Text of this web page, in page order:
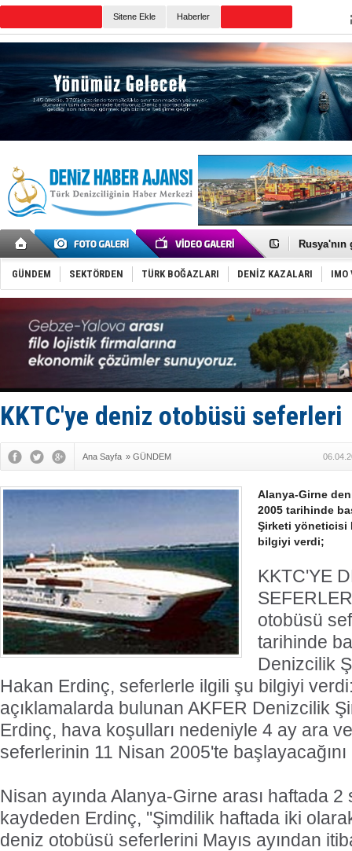
Sitene Ekle Haberler
Keşfedildi:
D-Marin,
Van’da
ASEAN ilk
TAYK -
İstanbul
Tersane
İngiliz
FESCO,
GÜNDEM SEKTÖRDEN TÜRK BOĞAZLARI DENİZ KAZALARI IMO
KKTC'ye deniz otobüsü seferleri
Ana Sayfa » GÜNDEM
Alanya-Girne
2005 tarihinde
Şirketi yöneticisi
bilgiyi verdi;
KKTC'YE
otobüsü
tarihinde
Denizcilik
Hakan Erdinç, seferlerle ilgili şu bilgiyi
açıklamalarda bulunan AKFER Denizcilik
Erdinç, hava koşulları nedeniyle 4 ay ara
seferlerinin 11 Nisan 2005'te
Nisan ayında Alanya-Girne arası haftada 2
kaydeden Erdinç, ''Şimdilik haftada iki
deniz otobüsü seferlerini Mayıs ayından